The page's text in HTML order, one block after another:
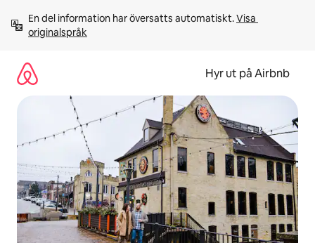
innehåll
En del information har översatts automatiskt. Visa
originalspråk
Hyr ut på Airbnb